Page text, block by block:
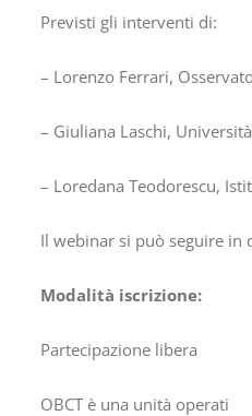
Previsti gli interventi di:
– Lorenzo Ferrari,
– Giuliana Laschi,
– Loredana Teodorescu,
Il webinar si può seguire in
Modalità iscrizione:
Partecipazione libera
OBCT è una unità operati